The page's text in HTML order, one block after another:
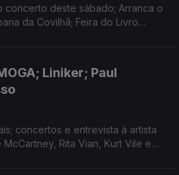
concerto deste sábado; Arranca o
da Covilhã; Feira do Livro
Liniker; Paul
concertos e entrevista à artista
Rita Vian, Kurt Vile e